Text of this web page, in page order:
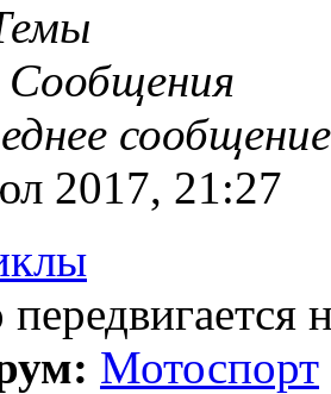
Сообщения
сообщение
2017, 21:27
Мотоспорт